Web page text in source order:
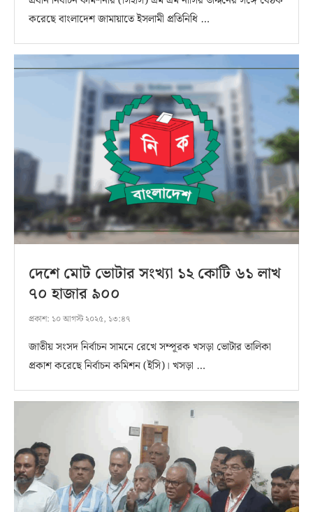
করেছে বাংলাদেশ জামায়াতে ইসলামী প্রতিনিধি …
দেশে মোট ভোটার সংখ্যা ১২ কোটি ৬১ লাখ
৭০ হাজার ৯০০
প্রকাশ: ১০ আগস্ট ২০২৫, ১৩:৪৭
জাতীয় সংসদ নির্বাচন সামনে রেখে সম্পূরক খসড়া ভোটার তালিকা
প্রকাশ করেছে নির্বাচন কমিশন (ইসি)। খসড়া …